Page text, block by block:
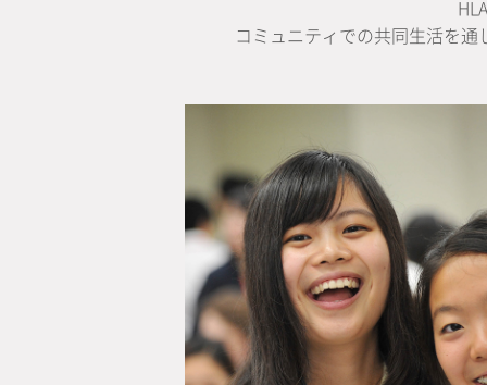
コミュニティでの共同生活を